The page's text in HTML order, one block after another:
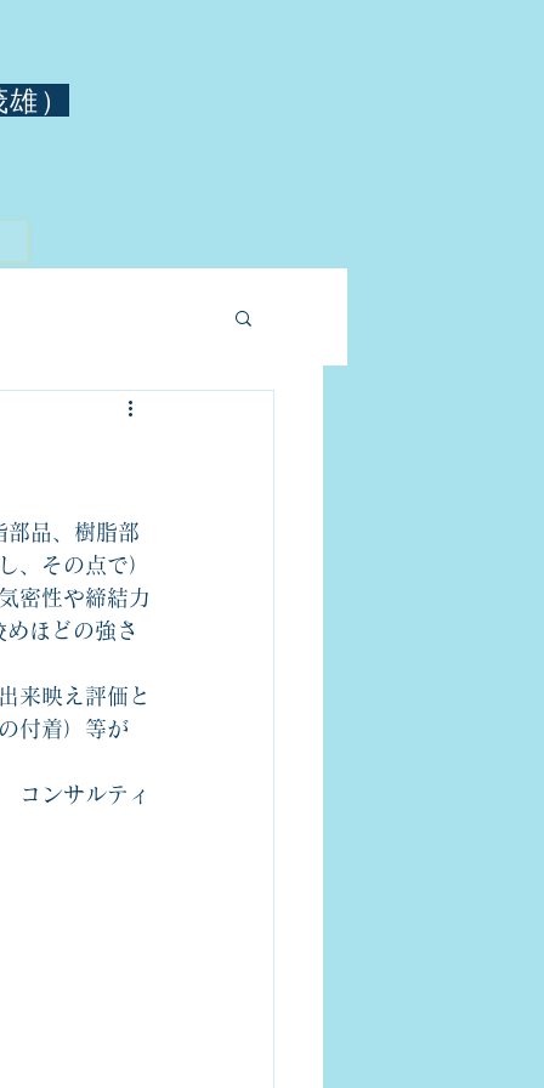
）
部品、樹脂部
、その点で）
密性や締結力
ほどの強さ
来映え評価と
の付着）等が
コンサルティ